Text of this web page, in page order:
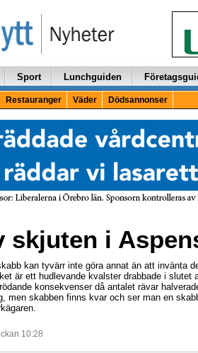
Sport Lunchguiden
Restauranger Väder Dödsannonser
skjuten i
kan tyvärr inte göra annat än att invänta
är ett hudlevande kvalster drabbade i slutet
konsekvenser då antalet rävar
men skabben finns kvar och ser man en
10:28